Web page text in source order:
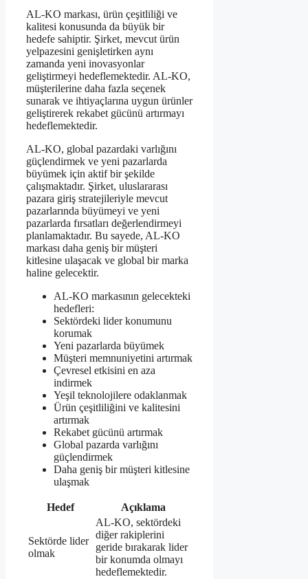
AL-KO markası, ürün çeşitliliği ve
kalitesi konusunda da büyük bir
hedefe sahiptir. Şirket, mevcut ürün
yelpazesini genişletirken aynı
zamanda yeni inovasyonlar
geliştirmeyi hedeflemektedir. AL-KO,
müşterilerine daha fazla seçenek
sunarak ve ihtiyaçlarına uygun ürünler
geliştirerek rekabet gücünü artırmayı
hedeflemektedir.
AL-KO, global pazardaki varlığını
güçlendirmek ve yeni pazarlarda
büyümek için aktif bir şekilde
çalışmaktadır. Şirket, uluslararası
pazara giriş stratejileriyle mevcut
pazarlarında büyümeyi ve yeni
pazarlarda fırsatları değerlendirmeyi
planlamaktadır. Bu sayede, AL-KO
markası daha geniş bir müşteri
kitlesine ulaşacak ve global bir marka
haline gelecektir.
AL-KO markasının gelecekteki
hedefleri:
Sektördeki lider konumunu
korumak
Yeni pazarlarda büyümek
Müşteri memnuniyetini artırmak
Çevresel etkisini en aza
indirmek
Yeşil teknolojilere odaklanmak
Ürün çeşitliliğini ve kalitesini
artırmak
Rekabet gücünü artırmak
Global pazarda varlığını
güçlendirmek
Daha geniş bir müşteri kitlesine
ulaşmak
Hedef Açıklama
Sektörde lider
olmak
AL-KO, sektördeki
diğer rakiplerini
geride bırakarak lider
bir konumda olmayı
hedeflemektedir.